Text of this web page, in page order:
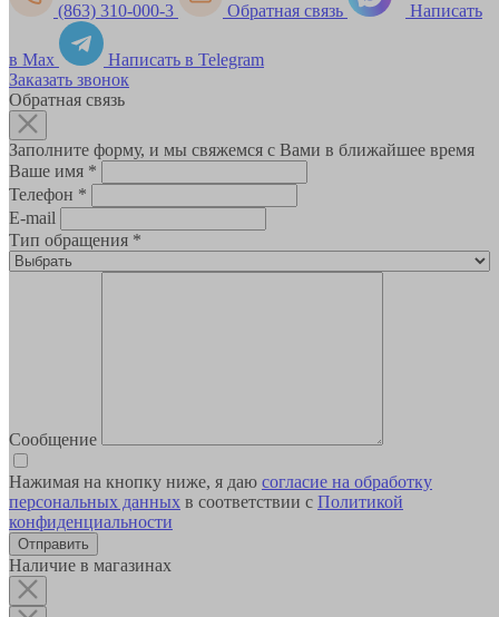
(863) 310-000-3 Обратная связь Написать
в Max
Написать в Telegram
Заказать звонок
Обратная связь
Заполните форму, и мы свяжемся с Вами в ближайшее время
Ваше имя *
Телефон *
E-mail
Тип обращения *
Сообщение
Нажимая на кнопку ниже, я даю согласие на обработку
персональных данных в соответствии с Политикой
конфиденциальности
Наличие в магазинах